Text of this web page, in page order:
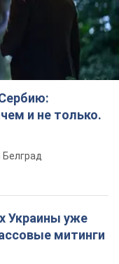
и не только.
Белград
Украины уже
митинги